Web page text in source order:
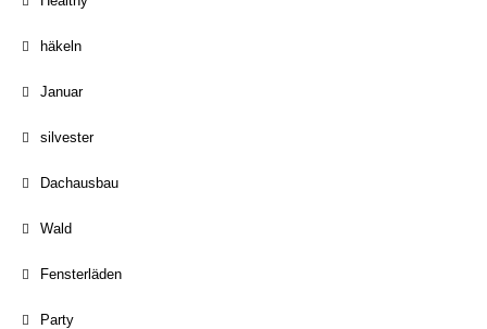
häkeln
Januar
silvester
Dachausbau
Wald
Fensterläden
Party